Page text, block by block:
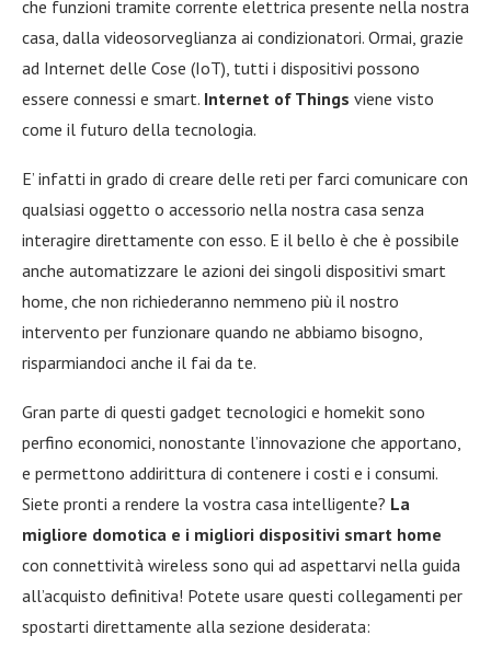
che funzioni tramite corrente elettrica presente nella nostra
casa, dalla videosorveglianza ai condizionatori. Ormai, grazie
ad Internet delle Cose (IoT), tutti i dispositivi possono
essere connessi e smart. Internet of Things viene visto
come il futuro della tecnologia.
E’ infatti in grado di creare delle reti per farci comunicare con
qualsiasi oggetto o accessorio nella nostra casa senza
interagire direttamente con esso. E il bello è che è possibile
anche automatizzare le azioni dei singoli dispositivi smart
home, che non richiederanno nemmeno più il nostro
intervento per funzionare quando ne abbiamo bisogno,
risparmiandoci anche il fai da te.
Gran parte di questi gadget tecnologici e homekit sono
perfino economici, nonostante l’innovazione che apportano,
e permettono addirittura di contenere i costi e i consumi.
Siete pronti a rendere la vostra casa intelligente? La
migliore domotica e i migliori dispositivi smart home
con connettività wireless sono qui ad aspettarvi nella guida
all’acquisto definitiva! Potete usare questi collegamenti per
spostarti direttamente alla sezione desiderata: